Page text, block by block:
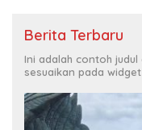
Berita Terbaru
Ini adalah contoh
sesuaikan pada widget